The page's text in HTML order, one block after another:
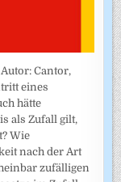
Cantor,
eines
hätte
als Zufall gilt,
Wie
nach der Art
zufälligen